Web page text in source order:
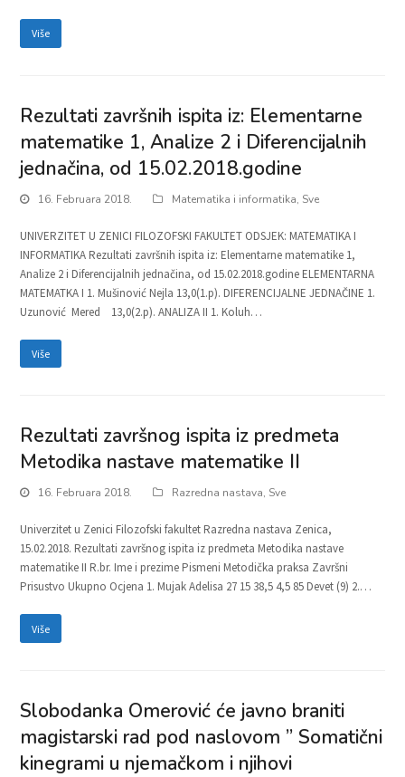
Više
Rezultati završnih ispita iz: Elementarne
matematike 1, Analize 2 i Diferencijalnih
jednačina, od 15.02.2018.godine
16. Februara 2018. Matematika i informatika, Sve
UNIVERZITET U ZENICI FILOZOFSKI FAKULTET ODSJEK: MATEMATIKA I
INFORMATIKA Rezultati završnih ispita iz: Elementarne matematike 1,
Analize 2 i Diferencijalnih jednačina, od 15.02.2018.godine ELEMENTARNA
MATEMATKA I 1. Mušinović Nejla 13,0(1.p). DIFERENCIJALNE JEDNAČINE 1.
Uzunović Mered 13,0(2.p). ANALIZA II 1. Koluh…
Više
Rezultati završnog ispita iz predmeta
Metodika nastave matematike II
16. Februara 2018. Razredna nastava, Sve
Univerzitet u Zenici Filozofski fakultet Razredna nastava Zenica,
15.02.2018. Rezultati završnog ispita iz predmeta Metodika nastave
matematike II R.br. Ime i prezime Pismeni Metodička praksa Završni
Prisustvo Ukupno Ocjena 1. Mujak Adelisa 27 15 38,5 4,5 85 Devet (9) 2.…
Više
Slobodanka Omerović će javno braniti
magistarski rad pod naslovom ” Somatični
kinegrami u njemačkom i njihovi